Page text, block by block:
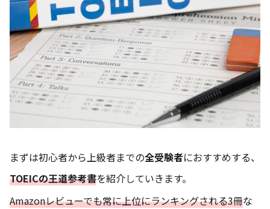
まずは初心者から上級者までの全受験者におすすめする、
TOEICの王道参考書を紹介していきます。
Amazonレビューでも常に上位にランキングされる3冊な